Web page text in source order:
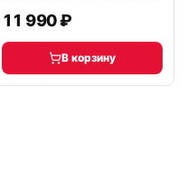
11 990 ₽
В корзину